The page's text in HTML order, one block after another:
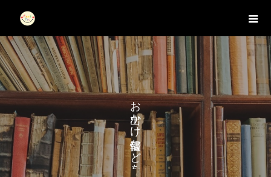
お
か
け
な
ど
を